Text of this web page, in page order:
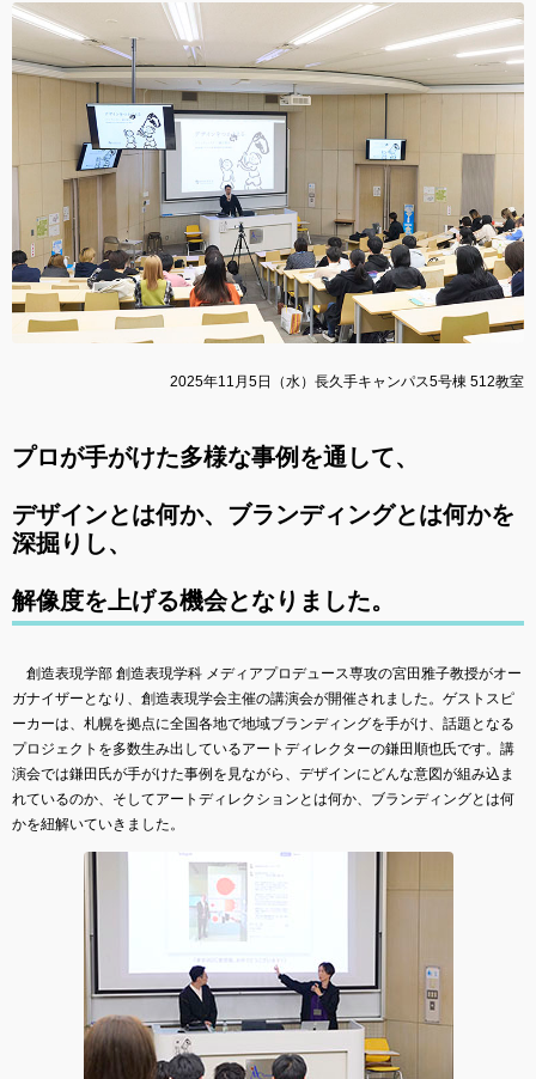
2025年11月5日（水）長久手キャンパス5号棟 512教室
プロが手がけた多様な事例を通して、
デザインとは何か、ブランディングとは何かを
深掘りし、
解像度を上げる機会となりました。
創造表現学部 創造表現学科 メディアプロデュース専攻の宮田雅子教授がオー
ガナイザーとなり、創造表現学会主催の講演会が開催されました。ゲストスピ
ーカーは、札幌を拠点に全国各地で地域ブランディングを手がけ、話題となる
プロジェクトを多数生み出しているアートディレクターの鎌田順也氏です。講
演会では鎌田氏が手がけた事例を見ながら、デザインにどんな意図が組み込ま
れているのか、そしてアートディレクションとは何か、ブランディングとは何
かを紐解いていきました。